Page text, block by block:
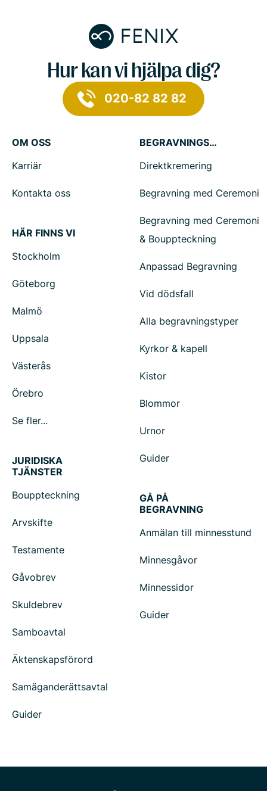
Hur kan vi hjälpa dig?
020-82 82 82
OM OSS
Karriär
Kontakta oss
HÄR FINNS VI
Stockholm
Göteborg
Malmö
Uppsala
Västerås
Örebro
Se fler...
BEGRAVNINGSTJÄNSTER
Direktkremering
Begravning med Ceremoni
Begravning med Ceremoni
& Bouppteckning
Anpassad Begravning
Vid dödsfall
Alla begravningstyper
Kyrkor & kapell
Kistor
Blommor
Urnor
Guider
JURIDISKA
TJÄNSTER
Bouppteckning
Arvskifte
Testamente
Gåvobrev
Skuldebrev
Samboavtal
Äktenskapsförord
Samäganderättsavtal
Guider
GÅ PÅ
BEGRAVNING
Anmälan till minnesstund
Minnesgåvor
Minnessidor
Guider